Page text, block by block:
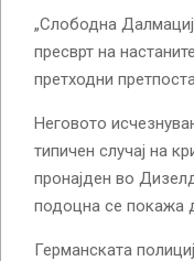
„Слободна
пресврт на
претходни
Неговото
типичен случај на
пронајден во
подоцна се покажа
Германската